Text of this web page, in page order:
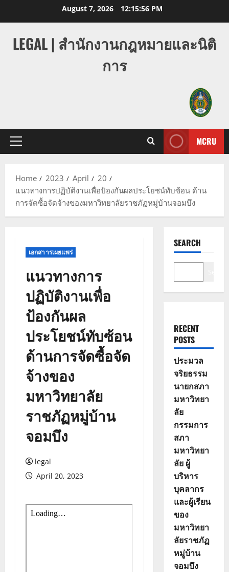
August 7, 2026 12:15:56 PM
LEGAL | สำนักงานกฎหมายและนิติ
การ
Primary
MCRU
Home 2023 April
20
แนวทางการปฏิบัติงานเพื่อป้องกันผลประโยชน์ทับซ้อน ด้าน
การจัดซื้อจัดจ้างของมหาวิทยาลัยราชภัฏหมู่บ้านจอมบึง
เอกสาารเผยแพร่
แนวทางการ
ปฏิบัติงานเพื่อ
ป้องกันผล
ประโยชน์ทับซ้อน
ด้านการจัดซื้อจัด
จ้างของ
มหาวิทยาลัย
ราชภัฏหมู่บ้าน
จอมบึง
legal
April 20, 2023
SEARCH
RECENT
POSTS
ประมวล
จริยธรรม
นายกสภา
มหาวิทยา
ลัย
กรรมการ
สภา
มหาวิทยา
ลัย ผู้
บริหาร
บุคลากร
และผู้เรียน
ของ
มหาวิทยา
ลัยราชภัฏ
หมู่บ้าน
จอมบึง